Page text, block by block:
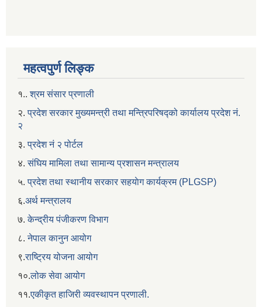
महत्वपुर्ण लिङ्क
१..श्रम संसार प्रणाली
२. प्रदेश सरकार मुख्यमन्त्री तथा मन्त्रिपरिषद्को कार्यालय प्रदेश नं.
२
३.प्रदेश नं २ पोर्टल
४.संघिय मामिला तथा सामान्य प्रशासन मन्त्रालय
५.प्रदेश तथा स्थानीय सरकार सहयाेग कार्यक्रम (PLGSP)
६.अर्थ मन्त्रालय
७.केन्द्रीय पंजीकरण विभाग
८.नेपाल कानुन आयोग
९.राष्ट्रिय योजना आयोग
१०.लोक सेवा आयोग
११.एकीकृत हाजिरी व्यवस्थापन प्रणाली.